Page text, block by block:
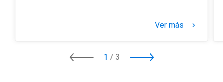
Ver más keyboard_arrow_right
1 / 3